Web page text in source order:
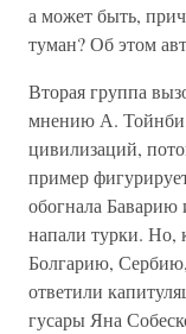
а может быть,
туман? Об этом
Вторая группа
мнению А. Тойнби,
цивилизаций,
пример
обогнала
напали турки. Но,
Болгарию,
ответили
гусары Яна